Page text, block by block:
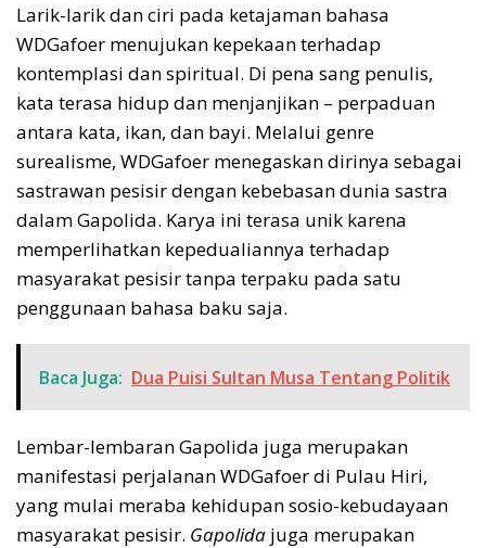
Larik-larik dan ciri pada ketajaman bahasa
WDGafoer menujukan kepekaan terhadap
kontemplasi dan spiritual. Di pena sang penulis,
kata terasa hidup dan menjanjikan – perpaduan
antara kata, ikan, dan bayi. Melalui genre
surealisme, WDGafoer menegaskan dirinya sebagai
sastrawan pesisir dengan kebebasan dunia sastra
dalam Gapolida. Karya ini terasa unik karena
memperlihatkan kepedualiannya terhadap
masyarakat pesisir tanpa terpaku pada satu
penggunaan bahasa baku saja.
Baca Juga: Dua Puisi Sultan Musa Tentang Politik
Lembar-lembaran Gapolida juga merupakan
manifestasi perjalanan WDGafoer di Pulau Hiri,
yang mulai meraba kehidupan sosio-kebudayaan
masyarakat pesisir. Gapolida juga merupakan